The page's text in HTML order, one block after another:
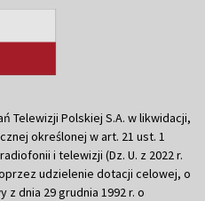
Telewizji Polskiej S.A. w likwidacji,
określonej w art. 21 ust. 1
i telewizji (Dz. U. z 2022 r.
udzielenie dotacji celowej, o
z dnia 29 grudnia 1992 r. o